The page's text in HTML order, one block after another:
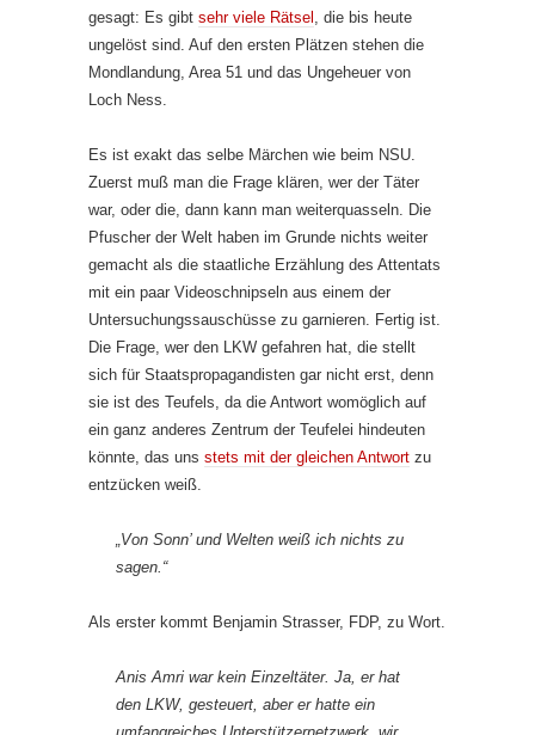
gesagt: Es gibt sehr viele Rätsel , die bis heute
ungelöst sind. Auf den ersten Plätzen stehen die
Mondlandung, Area 51 und das Ungeheuer von
Loch Ness.
Es ist exakt das selbe Märchen wie beim NSU.
Zuerst muß man die Frage klären, wer der Täter
war, oder die, dann kann man weiterquasseln. Die
Pfuscher der Welt haben im Grunde nichts weiter
gemacht als die staatliche Erzählung des Attentats
mit ein paar Videoschnipseln aus einem der
Untersuchungssauschüsse zu garnieren. Fertig ist.
Die Frage, wer den LKW gefahren hat, die stellt
sich für Staatspropagandisten gar nicht erst, denn
sie ist des Teufels, da die Antwort womöglich auf
ein ganz anderes Zentrum der Teufelei hindeuten
könnte, das uns stets mit der gleichen Antwort zu
entzücken weiß.
„Von Sonn’ und Welten weiß ich nichts zu
sagen.“
Als erster kommt Benjamin Strasser, FDP, zu Wort.
Anis Amri war kein Einzeltäter. Ja, er hat
den LKW, gesteuert, aber er hatte ein